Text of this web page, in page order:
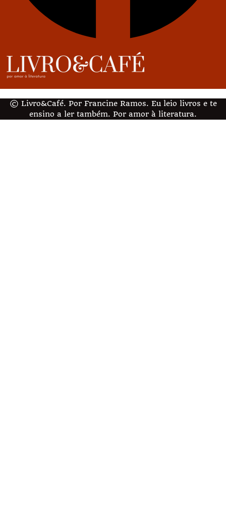
© Livro&Café. Por Francine Ramos. Eu leio livros e te
ensino a ler também. Por amor à literatura.